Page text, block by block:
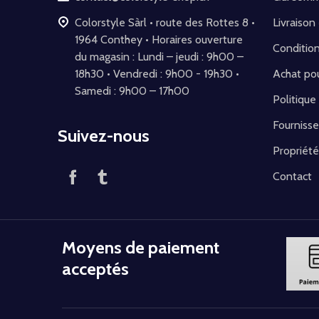
Colorstyle Sàrl • route des Rottes 8 •
1964 Conthey • Horaires ouverture
du magasin : Lundi – jeudi : 9h00 –
18h30 • Vendredi : 9h00 - 19h30 •
Samedi : 9h00 – 17h00
Suivez-nous
Achat
Contact
Moyens de paiement
acceptés